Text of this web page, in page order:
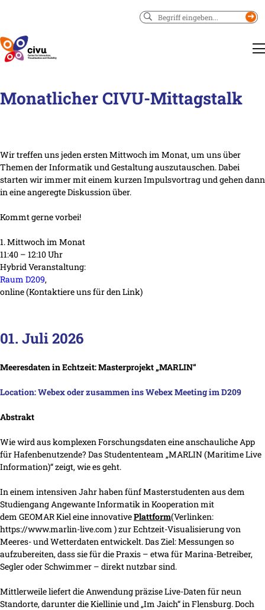
Suchen
Monatlicher CIVU-Mittagstalk
Wir treffen uns jeden ersten Mittwoch im Monat, um uns über
Themen der Informatik und Gestaltung auszutauschen. Dabei
starten wir immer mit einem kurzen Impulsvortrag und gehen dann
in eine angeregte Diskussion über.
Kommt gerne vorbei!
1. Mittwoch im Monat
11:40 – 12:10 Uhr
Hybrid Veranstaltung:
Raum D209,
online (Kontaktiere uns für den Link)
01. Juli 2026
Meeresdaten in Echtzeit: Masterprojekt „MARLIN“
Location: Webex oder zusammen ins Webex Meeting im D209
Abstrakt
Wie wird aus komplexen Forschungsdaten eine anschauliche App
für Hafenbenutzende? Das Studententeam „MARLIN (Maritime Live
Information)“ zeigt, wie es geht.
In einem intensiven Jahr haben fünf Masterstudenten aus dem
Studiengang Angewante Informatik in Kooperation mit
dem GEOMAR Kiel eine innovativePlattform(Verlinken:
https://www.marlin-live.com ) zur Echtzeit-Visualisierung von
Meeres- und Wetterdaten entwickelt. Das Ziel: Messungen so
aufzubereiten, dass sie für die Praxis – etwa für Marina-Betreiber,
Segler oder Schwimmer – direkt nutzbar sind.
Mittlerweile liefert die Anwendung präzise Live-Daten für neun
Standorte, darunter die Kiellinie und „Im Jaich“ in Flensburg. Doch